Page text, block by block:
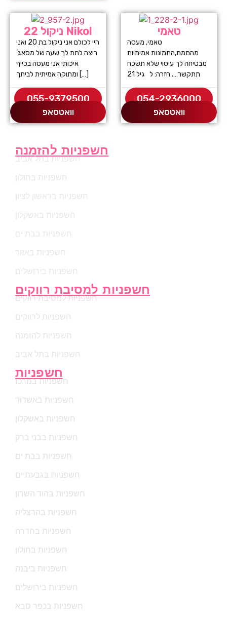
ניקול 22 Nikol
היי לכולם אני ניקול בת 20 ואני
רוצה לתת לך שעה של מסאג’
איכותי אני מעסה בכייף
ומתוקה אמיתית לביתך […]
055-9379500
וואטסאפ
טאמי
טאמי, מעסה
מהממת,התמונות אמיתיות
מבטיחה לך עיסוי שלא תשכח
054-2936000
וואטסאפ
חשפניות להזמנה
חשפניות בתל אביב
חשפניות בחולון
חשפניות בראשון לציון
חשפניות באשקלון
חשפניות בבת ים
חשפניות באזור
חשפניות בירושלים
חשפניות למסיבת רווקים
חשפניות למסיבת רווקים
חשפניות לרווקים
חשפניות להזמנה
חשפניות בתל אביב
חשפניות
חשפניות במרכז
חשפניות באשדוד
חשפניות באשקלון
חשפניות בבני ברק
חשפניות בבת ים
חשפניות בגבעתיים
חשפניות בהוד השרון
חשפניות בהרצליה
חשפניות בחדרה
חשפניות בחולון
חשפניות ביבנה
חשפניות בירושלים
חשפניות בכפר סבא